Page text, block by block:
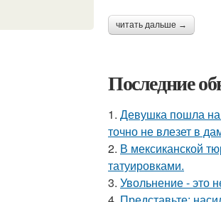
читать дальше →
Последние
1. Девушка пошла на
точно не влезет в
2. В мексиканской
татуировками.
3. Увольнение - это